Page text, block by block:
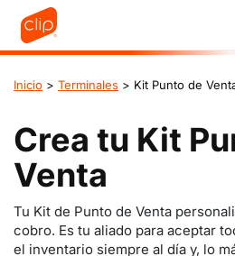
Inicio > Terminales > Kit Punto de
Crea tu Kit
Venta
Tu Kit de Punto de Venta
cobro. Es tu aliado para aceptar
el inventario siempre al día y, lo